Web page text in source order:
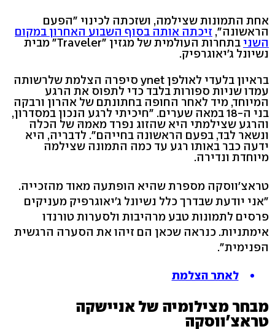
אחת התמונות שצילמה, ושזכתה לכינוי "הפעם
הראשונה", זיכתה אותה בסוף השבוע האחרון במקום
השני בתחרות העולמית של מגזין "Traveler" מבית
נשיונל ג'יאוגרפיק.
בראיון בלעדי לאולפן ynet סיפרה הצלמת שלרשותה
עמדו שניות ספורות בלבד כדי לתפוס את הרגע
המיוחד, מיד לאחר החופה בחתונתם של אהרון ורבקה
בני ה-18 במאה שערים. "חיכיתי לרגע הנכון במסדרון,
והרגע שצילמתי היא שהזוג נפרד מאמהּ של הכלה
ונשאר לבד, בפעם הראשונה בחייהם". לדבריה, היא
ידעה כבר באותו רגע עד כמה התמונה שצילמה
מיוחדת ונדירה.
טראצ'ווסקה מספרת שהיא הופתעה מאוד מהזכייה.
"אני יודעת שבדרך כלל נשיונל ג'יאוגרפיק מעניקים
פרסים לתמונות טבע מרהיבות ולסערות טורנדו
אימתניות. כנראה שכאן הם זיהו את הסערה הרגשית
הפנימית".
לאתר הצלמת
מבחר מצילומיה של אניישקה
טראצ'ווסקה